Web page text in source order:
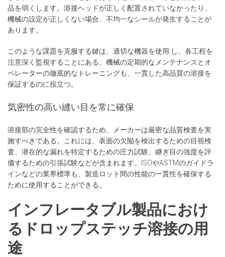
品を弱くします。溶接ヘッドが正しく配置されていなかったり、
機械の設定が正しくない場合、不均一なシールが発生することが
あります。
このような課題を克服する鍵は、適切な機器を使用 し、各工程を
注意深く監視することにある。機械の定期的なメンテナンスとオ
ペレーターの徹底的なトレーニングも、一貫した高品質の溶接を
保証するのに役立つ。
気密性の高い縫い目を常に確保
溶接部の完全性を確認するため、メーカーは厳密な品質検査を実
施すべきである。これには、表面の欠陥を検出するための目視検
査、潜在的な漏れを特定するための圧力試験、継ぎ目の強度を評
価するための引張試験などが含まれます。ISOやASTMのガイドラ
インなどの業界標準も、製造ロット間の性能の一貫性を確保する
ために使用することができる。
インフレータブル製品におけ
るドロップステッチ溶接の用
途